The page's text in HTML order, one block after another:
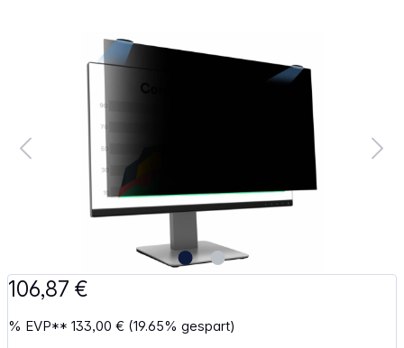
Bildergalerie überspringen
106,87 €
% EVP**133,00 € (19.65% gespart)